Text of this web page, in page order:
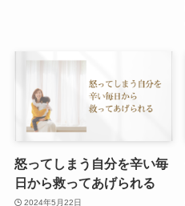
怒ってしまう自分を辛い毎
日から救ってあげられる
2024年5月22日